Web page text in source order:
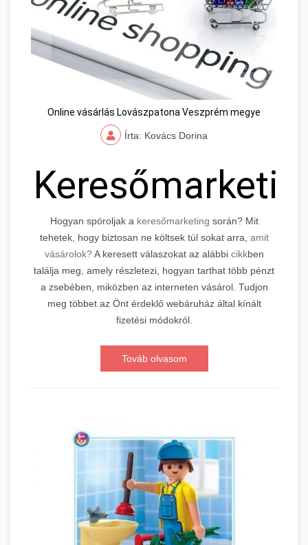
Online vásárlás Lovászpatona Veszprém megye
Írta: Kovács Dorina
Hogyan spóroljak a keresőmarketing során? Mit
tehetek, hogy biztosan ne költsek túl sokat arra, amit
vásárolok?A keresett válaszokat az alábbi cikkben
találja meg, amely részletezi, hogyan tarthat több pénzt
a zsebében, miközben az interneten vásárol. Tudjon
meg többet az Önt érdeklő webáruház által kínált
fizetési módokról.
Továb olvasom